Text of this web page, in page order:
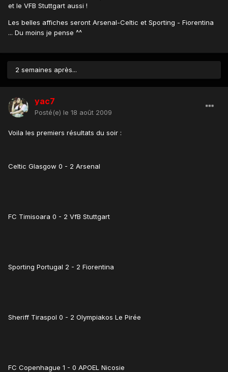
et le VFB Stuttgart aussi !
Les belles affiches seront Arsenal-Celtic et Sporting - Fiorentina
... Du moins je pense ^^
2 semaines après...
yac7
Posté(e) le 18 août 2009
Voila les premiers résultats du soir :
Celtic Glasgow 0 - 2 Arsenal
FC Timisoara 0 - 2 VfB Stuttgart
Sporting Portugal 2 - 2 Fiorentina
Sheriff Tiraspol 0 - 2 Olympiakos Le Pirée
FC Copenhague 1 - 0 APOEL Nicosie